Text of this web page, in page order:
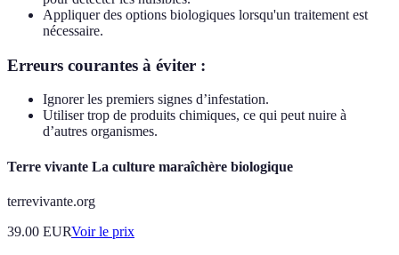
Appliquer des options biologiques lorsqu'un traitement est
nécessaire.
Erreurs courantes à éviter :
Ignorer les premiers signes d’infestation.
Utiliser trop de produits chimiques, ce qui peut nuire à
d’autres organismes.
Terre vivante La culture maraîchère biologique
terrevivante.org
39.00 EURVoir le prix